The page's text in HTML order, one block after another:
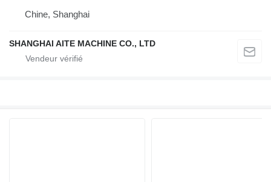
Chine, Shanghai
SHANGHAI AITE MACHINE CO., LTD